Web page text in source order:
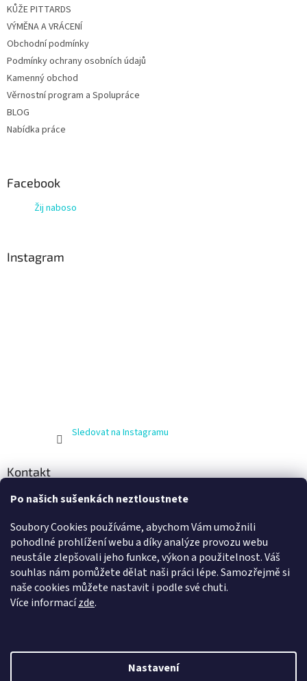
Po našich sušenkách neztloustnete
Soubory Cookies používáme, abychom Vám umožnili
pohodlné prohlížení webu a díky analýze provozu webu
neustále zlepšovali jeho funkce, výkon a použitelnost. Váš
souhlas nám pomůžete dělat naši práci lépe. Samozřejmě si
naše cookies můžete nastavit i podle své chuti.
Více informacízde.
Nastavení
KŮŽE PITTARDS
VÝMĚNA A VRÁCENÍ
Obchodní podmínky
Podmínky ochrany osobních údajů
Kamenný obchod
Věrnostní program a Spolupráce
BLOG
Nabídka práce
Facebook
Žij naboso
Instagram
Sledovat na Instagramu
Kontakt
info@zijnaboso.cz
Vivobarefoot Hradec Králové
vivobarefoot_hk
Vytvořil Shoptet